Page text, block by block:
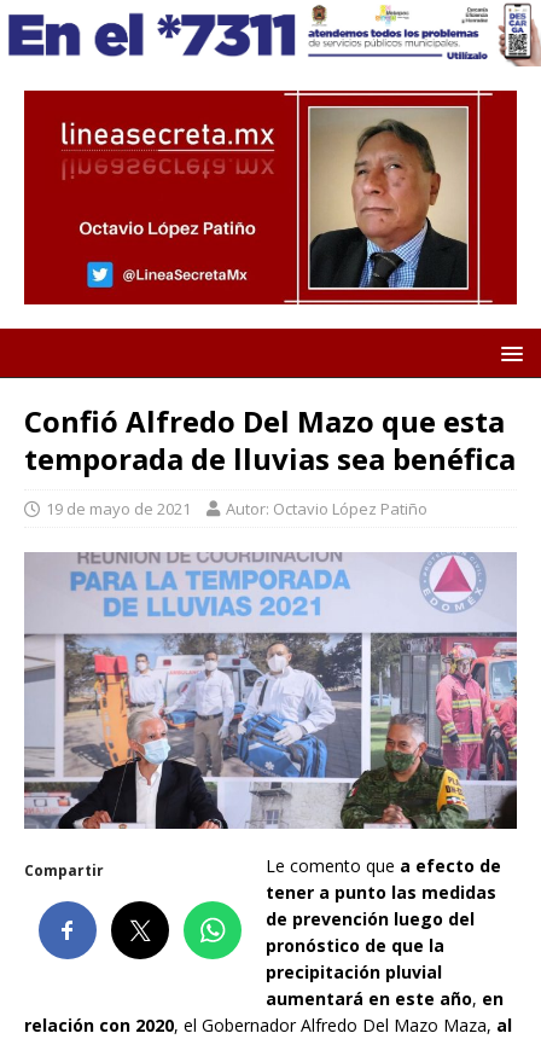
Confió Alfredo Del Mazo que esta
temporada de lluvias sea benéfica
19 de mayo de 2021 Autor: Octavio López Patiño
Compartir Le comento que a efecto de
tener a punto las medidas
de prevención luego del
pronóstico de que la
precipitación pluvial
aumentará en este año, en
relación con 2020, el Gobernador Alfredo Del Mazo Maza, al